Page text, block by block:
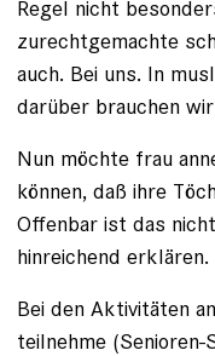
Regel nicht
zurechtgemachte
auch. Bei uns. In
darüber brauchen
Nun möchte frau
können, daß ihre
Offenbar ist das
hinreichend erklären.
Bei den Aktivitäten
teilnehme (Senioren-